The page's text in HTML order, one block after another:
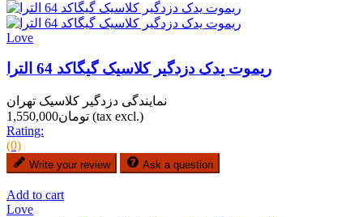
Love
ریموت یدک دزدگیر کلاسیک گیگاکد 64 الترا
نمایندگی دزدگیر کلاسیک تهران
تومان1,550,000 (tax excl.)
Rating:
(0)
Write your review Ask a question
Add to cart
Love